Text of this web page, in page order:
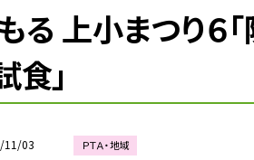
る 上小まつり６
」
11/03 ＰＴＡ・地域